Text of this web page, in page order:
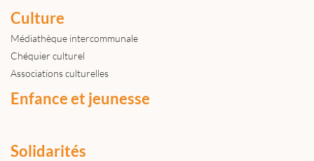
Culture
Médiathèque intercommunale
Chéquier culturel
Associations culturelles
Enfance et jeunesse
Solidarités